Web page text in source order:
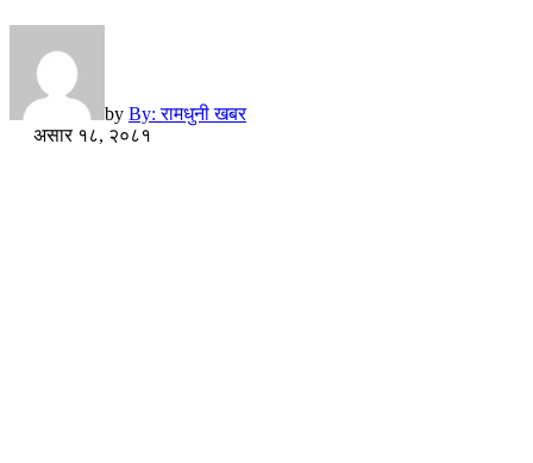
by By: रामधुनी खबर
असार १८, २०८१